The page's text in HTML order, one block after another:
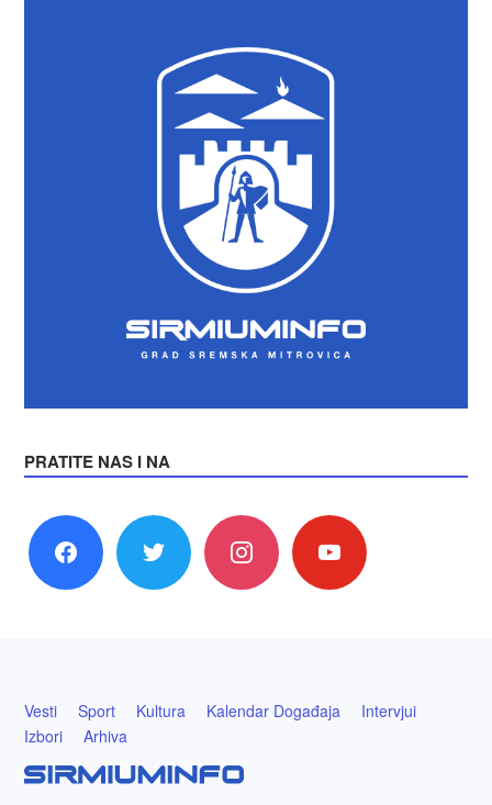
PRATITE NAS I NA
facebook twitter instagram youtube
Vesti Sport Kultura Kalendar Događaja
Intervjui
Izbori
Arhiva